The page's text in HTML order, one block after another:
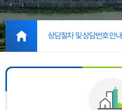
상담절차 및 상담번호 안내